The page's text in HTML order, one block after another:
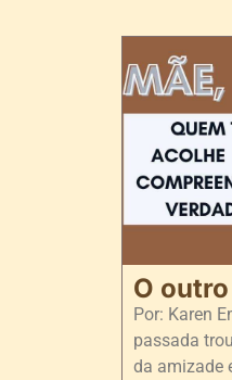
O
Por: Karen
passada
da amizade